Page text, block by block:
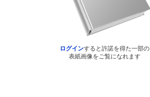
ログインすると許諾を得た一部の
表紙画像をご覧になれます